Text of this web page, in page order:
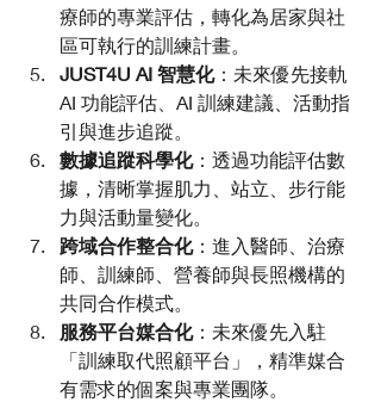
療師的專業評估，轉化為居家與社
區可執行的訓練計畫。
JUST4U AI 智慧化：未來優先接軌
AI 功能評估、AI 訓練建議、活動指
引與進步追蹤。
數據追蹤科學化：透過功能評估數
據，清晰掌握肌力、站立、步行能
力與活動量變化。
跨域合作整合化：進入醫師、治療
師、訓練師、營養師與長照機構的
共同合作模式。
服務平台媒合化：未來優先入駐
「訓練取代照顧平台」，精準媒合
有需求的個案與專業團隊。